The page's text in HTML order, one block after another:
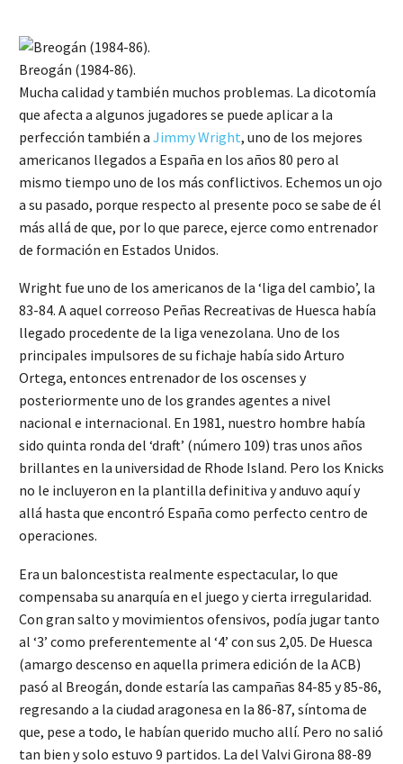
Breogán (1984-86).
Mucha calidad y también muchos problemas. La dicotomía
que afecta a algunos jugadores se puede aplicar a la
perfección también a Jimmy Wright, uno de los mejores
americanos llegados a España en los años 80 pero al
mismo tiempo uno de los más conflictivos. Echemos un ojo
a su pasado, porque respecto al presente poco se sabe de él
más allá de que, por lo que parece, ejerce como entrenador
de formación en Estados Unidos.
Wright fue uno de los americanos de la ‘liga del cambio’, la
83-84. A aquel correoso Peñas Recreativas de Huesca había
llegado procedente de la liga venezolana. Uno de los
principales impulsores de su fichaje había sido Arturo
Ortega, entonces entrenador de los oscenses y
posteriormente uno de los grandes agentes a nivel
nacional e internacional. En 1981, nuestro hombre había
sido quinta ronda del ‘draft’ (número 109) tras unos años
brillantes en la universidad de Rhode Island. Pero los Knicks
no le incluyeron en la plantilla definitiva y anduvo aquí y
allá hasta que encontró España como perfecto centro de
operaciones.
Era un baloncestista realmente espectacular, lo que
compensaba su anarquía en el juego y cierta irregularidad.
Con gran salto y movimientos ofensivos, podía jugar tanto
al ‘3’ como preferentemente al ‘4’ con sus 2,05. De Huesca
(amargo descenso en aquella primera edición de la ACB)
pasó al Breogán, donde estaría las campañas 84-85 y 85-86,
regresando a la ciudad aragonesa en la 86-87, síntoma de
que, pese a todo, le habían querido mucho allí. Pero no salió
tan bien y solo estuvo 9 partidos. La del Valvi Girona 88-89